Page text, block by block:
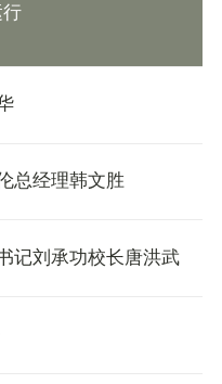
总经理韩文胜
记刘承功校长唐洪武